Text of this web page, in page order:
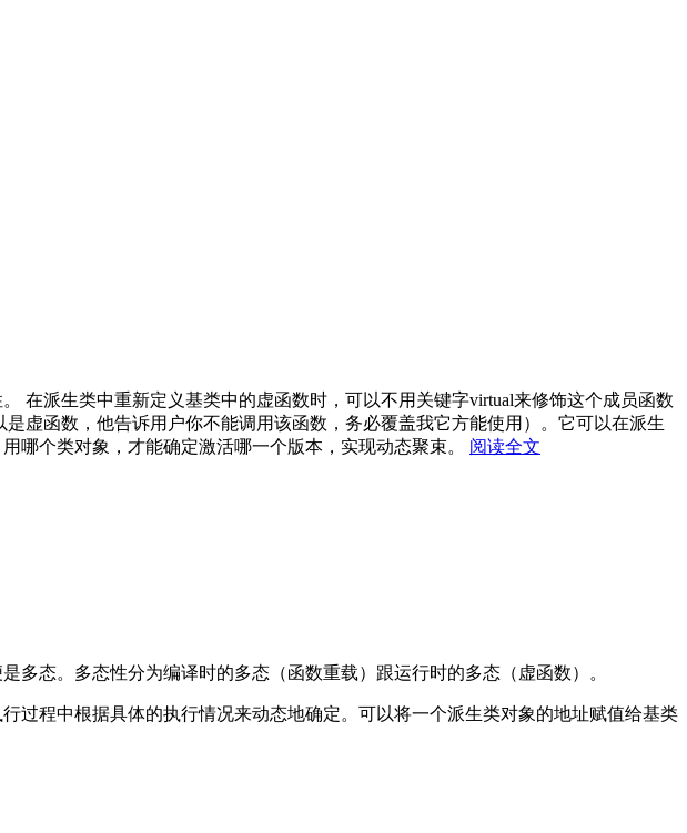
在派生类中重新定义基类中的虚函数时，可以不用关键字virtual来修饰这个成员函数
虚函数，他告诉用户你不能调用该函数，务必覆盖我它方能使用）。它可以在派生
哪个类对象，才能确定激活哪一个版本，实现动态聚束。 阅读全文
态。多态性分为编译时的多态（函数重载）跟运行时的多态（虚函数）。
过程中根据具体的执行情况来动态地确定。可以将一个派生类对象的地址赋值给基类